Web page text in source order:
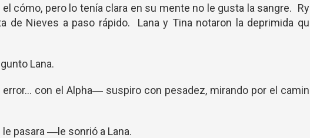
cómo, pero lo tenía clara en su mente no le gusta la sangre.
de Nieves a paso rápido. Lana y Tina notaron la deprimida
Lana.
con el Alpha― suspiro con pesadez, mirando por el
pasara ―le sonrió a Lana.